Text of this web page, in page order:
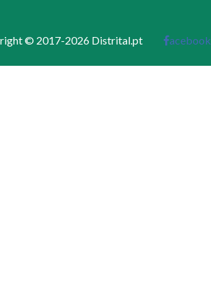
© 2017-2026 Distrital.pt acebook